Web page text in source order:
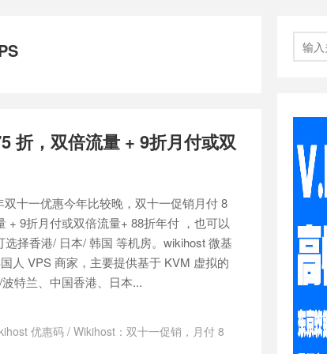
折，双倍流量 + 9折月付或双
十一优惠今年比较晚，双十一促销月付 8
+ 9折月付或双倍流量+ 88折年付 ，也可以
择香港/ 日本/ 韩国 等机房。wikihost 微基
人 VPS 商家，主要提供基于 KVM 虚拟的
特兰、中国香港、日本...
优惠码 / Wikihost：双十一促销，月付 8